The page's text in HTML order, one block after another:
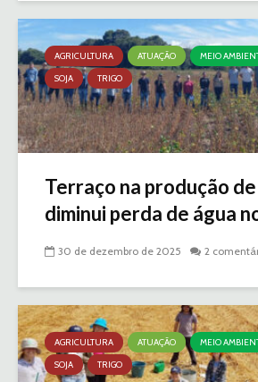
AGRICULTURA ATUAÇÃO MEIO
SOJA
TRIGO
Terraço na produção
diminui perda de água
30 de dezembro de 2025 2
AGRICULTURA ATUAÇÃO MEIO
SOJA
TRIGO